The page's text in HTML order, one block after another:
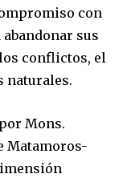
con
sus
conflictos, el
naturales.
Mons.
Matamoros-